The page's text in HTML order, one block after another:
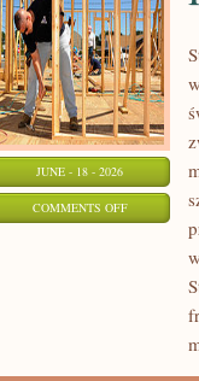
JUNE - 18 - 2026
COMMENTS OFFON